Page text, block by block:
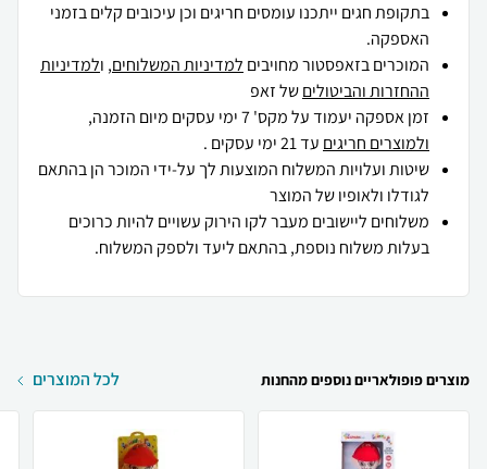
בתקופת חגים ייתכנו עומסים חריגים וכן עיכובים קלים בזמני
האספקה.
המוכרים בזאפסטור מחויבים למדיניות המשלוחים, ולמדיניות
ההחזרות והביטוליםשל זאפ
זמן אספקה יעמוד על מקס' 7 ימי עסקים מיום הזמנה,
ולמוצרים חריגים עד 21 ימי עסקים .
שיטות ועלויות המשלוח המוצעות לך על-ידי המוכר הן בהתאם
לגודלו ולאופיו של המוצר
משלוחים ליישובים מעבר לקו הירוק עשויים להיות כרוכים
בעלות משלוח נוספת, בהתאם ליעד ולספק המשלוח.
מוצרים פופולאריים נוספים מהחנות לכל המוצרים